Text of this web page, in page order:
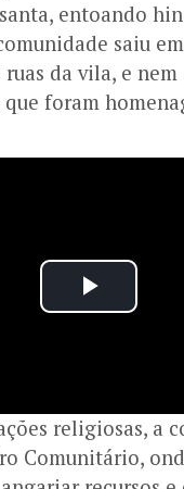
entoando
saiu
da vila, e
foram
religiosas, a
Comunitário,